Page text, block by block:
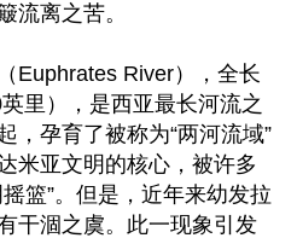
流离之苦。
Euphrates River），全长
里），是西亚最长河流之
，孕育了被称为“两河流域”
米亚文明的核心，被许多
篮”。但是，近年来幼发拉
干涸之虞。此一现象引发